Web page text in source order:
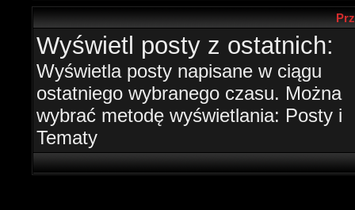
Wyświetl posty z ostatnich:
Wyświetla posty napisane w ciągu
ostatniego wybranego czasu. Można
wybrać metodę wyświetlania: Posty i
Tematy